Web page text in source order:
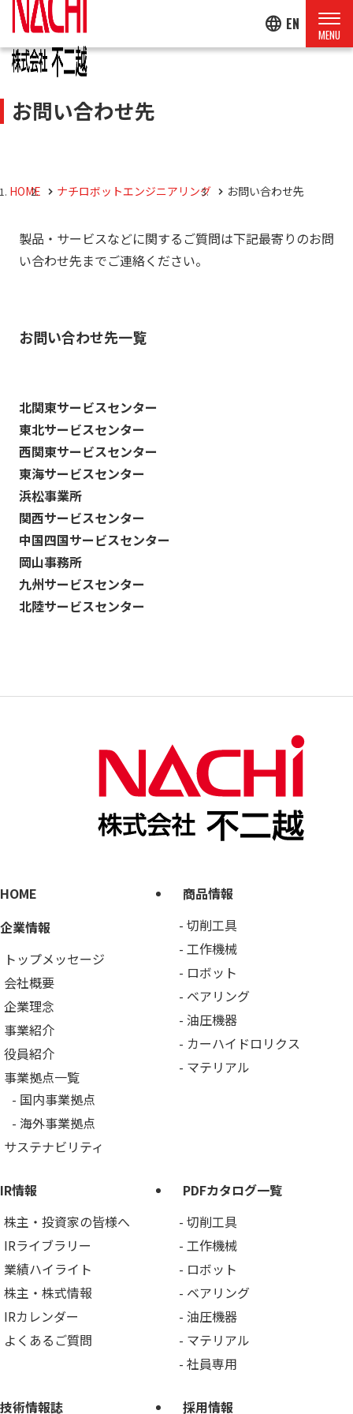
language EN
お問い合わせ先
HOME ナチロボットエンジニアリング お問い合わせ先
製品・サービスなどに関するご質問は下記最寄りのお問
い合わせ先までご連絡ください。
お問い合わせ先一覧
北関東サービスセンター
東北サービスセンター
西関東サービスセンター
東海サービスセンター
浜松事業所
関西サービスセンター
中国四国サービスセンター
岡山事務所
九州サービスセンター
北陸サービスセンター
HOME
企業情報
トップメッセージ
会社概要
企業理念
事業紹介
役員紹介
事業拠点一覧
国内事業拠点
海外事業拠点
サステナビリティ
商品情報
切削工具
工作機械
ロボット
ベアリング
油圧機器
カーハイドロリクス
マテリアル
IR情報
株主・投資家の皆様へ
IRライブラリー
業績ハイライト
株主・株式情報
IRカレンダー
よくあるご質問
PDFカタログ一覧
切削工具
工作機械
ロボット
ベアリング
油圧機器
マテリアル
社員専用
技術情報誌 採用情報